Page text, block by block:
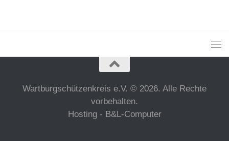
Wartburgschützenkreis e.V. © 2026. Alle Rechte
vorbehalten.
Hosting - B&L-Computer